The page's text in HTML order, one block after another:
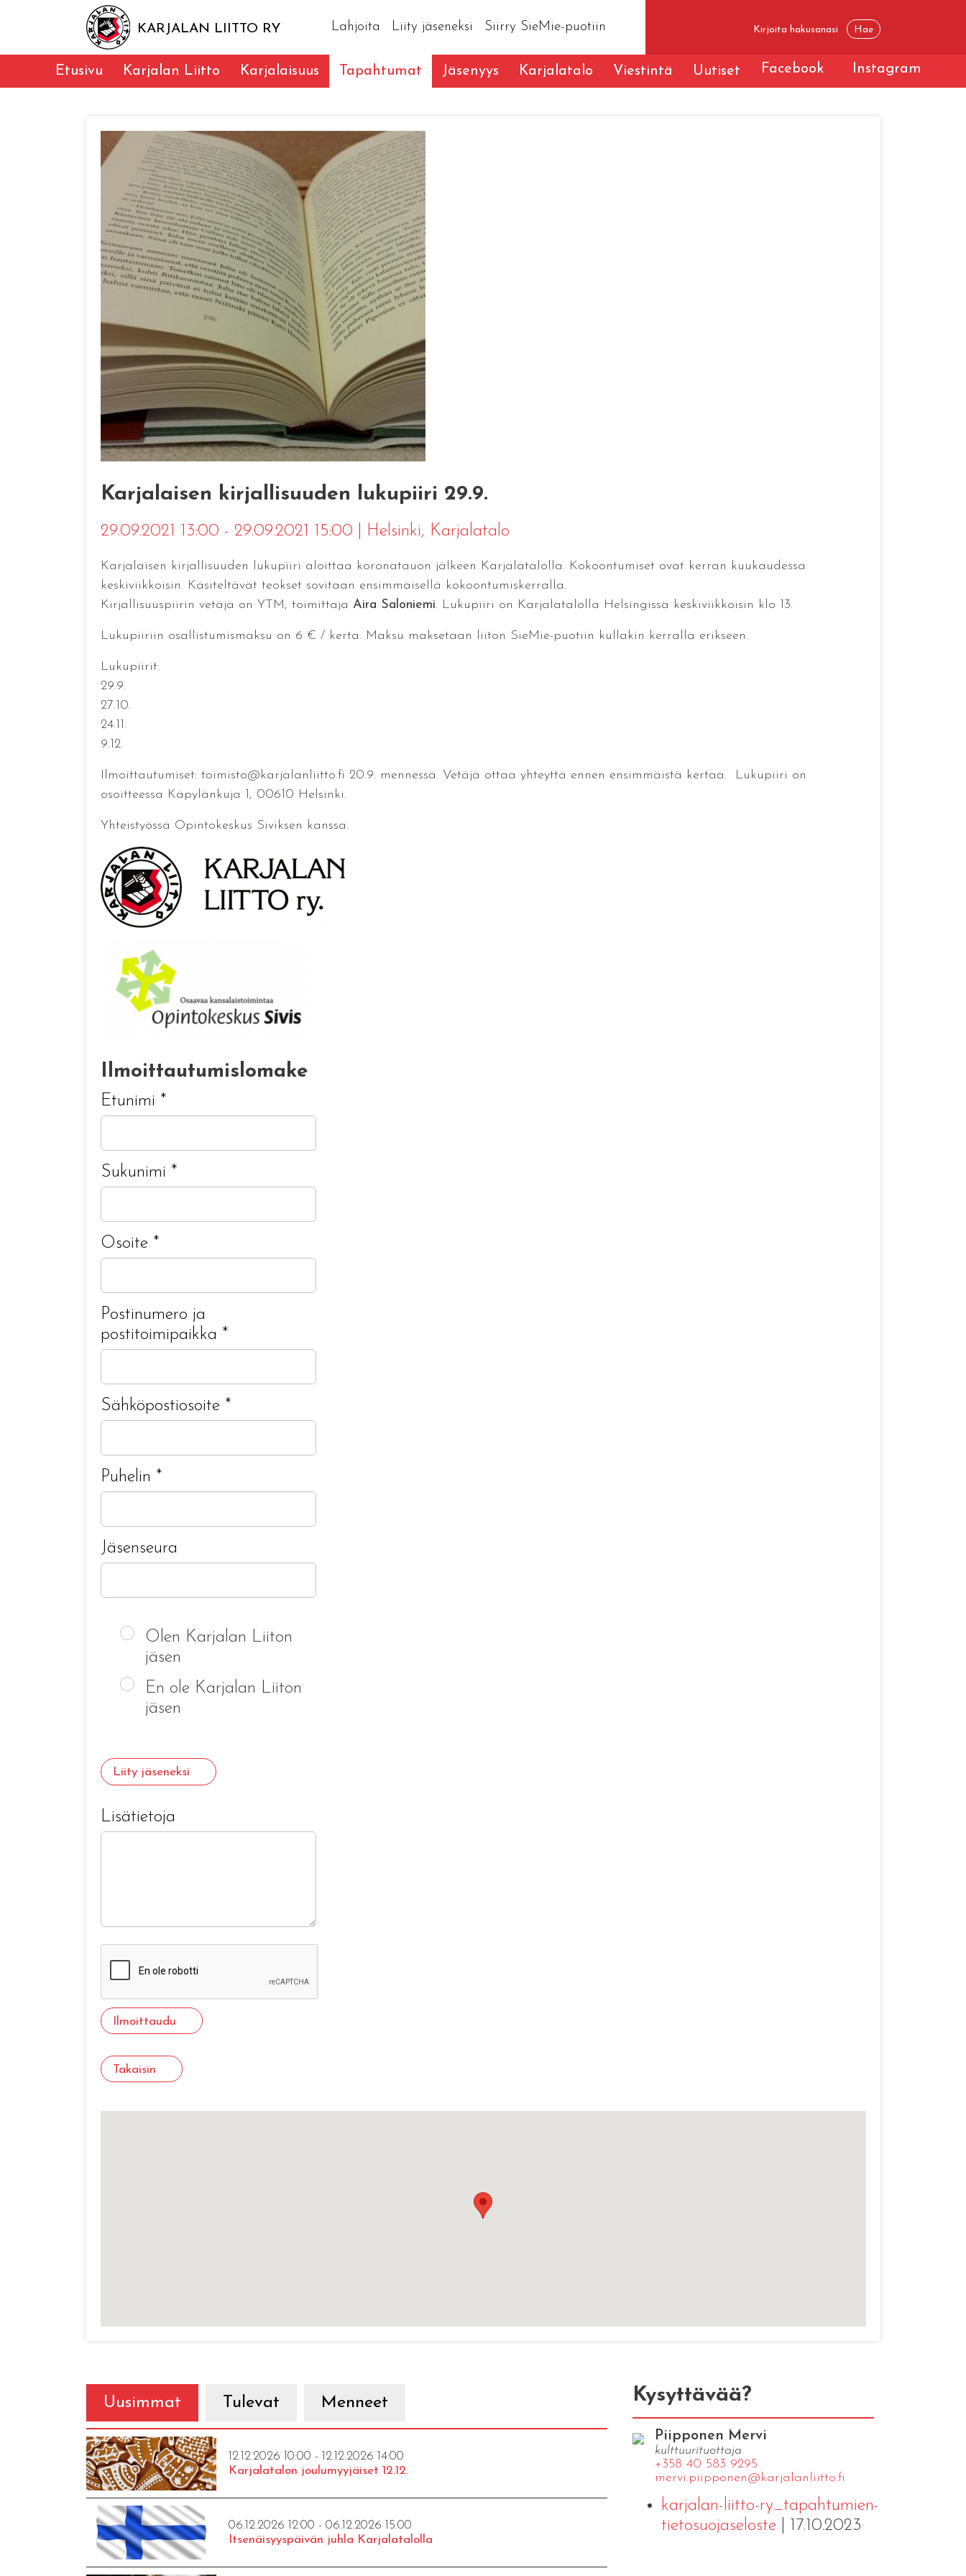
KARJALAN LIITTO RY Lahjoita Liity jäseneksi Siirry SieMie-puotiin
Etusivu Karjalan Liitto Karjalaisuus Tapahtumat Jäsenyys Karjalatalo Viestintä Uutiset Facebook Instagram
Karjalaisen kirjallisuuden lukupiiri 29.9.
29.09.2021 13:00 - 29.09.2021 15:00 Helsinki, Karjalatalo
Karjalaisen kirjallisuuden lukupiiri aloittaa koronatauon jälkeen Karjalatalolla. Kokoontumiset ovat kerran kuukaudessa
keskiviikkoisin. Käsiteltävät teokset sovitaan ensimmäisellä kokoontumiskerralla.
Kirjallisuuspiirin vetäjä on YTM, toimittaja Aira Saloniemi. Lukupiiri on Karjalatalolla Helsingissä keskiviikkoisin klo 13.
Lukupiiriin osallistumismaksu on 6 € / kerta. Maksu maksetaan liiton SieMie-puotiin kullakin kerralla erikseen.
Lukupiirit:
29.9.
27.10.
24.11.
9.12.
Ilmoittautumiset: toimisto@karjalanliitto.fi 20.9. mennessä. Vetäjä ottaa yhteyttä ennen ensimmäistä kertaa. Lukupiiri on
osoitteessa Käpylänkuja 1, 00610 Helsinki.
Yhteistyössä Opintokeskus Siviksen kanssa.
Ilmoittautumislomake
Etunimi *
Sukunimi *
Osoite *
Postinumero ja
postitoimipaikka *
Sähköpostiosoite *
Puhelin *
Jäsenseura
Olen Karjalan Liiton
jäsen
En ole Karjalan Liiton
jäsen
Liity jäseneksi
Lisätietoja
Ilmoittaudu
Takaisin
Uusimmat Tulevat Menneet
12.12.2026 10:00 - 12.12.2026 14:00
Karjalatalon joulumyyjäiset 12.12.
06.12.2026 12:00 - 06.12.2026 15:00
Itsenäisyyspäivän juhla Karjalatalolla
Kysyttävää?
Piipponen Mervi
kulttuurituottaja
+358 40 583 9295
mervi.​piipponen@​kar​jala​nlii​tto.​fi
karjalan-liitto-ry_tapahtumien-
tietosuojaseloste| 17.10.2023